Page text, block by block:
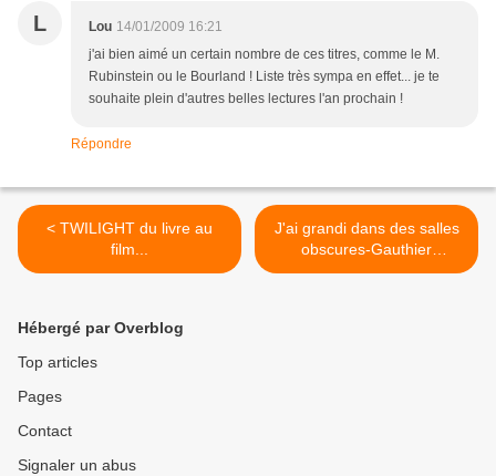
L Lou 14/01/2009 16:21
j'ai bien aimé un certain nombre de ces titres, comme le M.
Rubinstein ou le Bourland ! Liste très sympa en effet... je te
souhaite plein d'autres belles lectures l'an prochain !
Répondre
< TWILIGHT du livre au
film...
J'ai grandi dans des salles
obscures-Gauthier
JURGENSEN >
Hébergé par Overblog
Top articles
Pages
Contact
Signaler un abus